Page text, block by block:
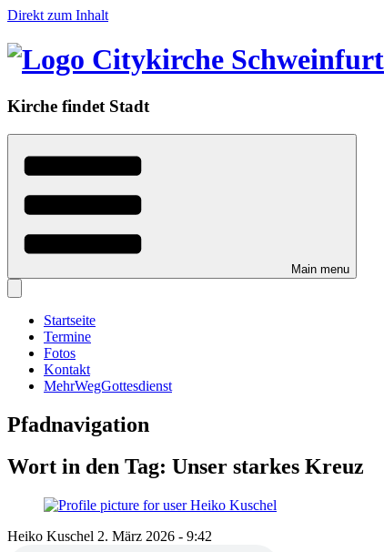
Direkt zum Inhalt
Kirche findet Stadt
Main menu
Startseite
Termine
Fotos
Kontakt
MehrWegGottesdienst
Pfadnavigation
Wort in den Tag: Unser starkes Kreuz
Heiko Kuschel 2. März 2026 - 9:42